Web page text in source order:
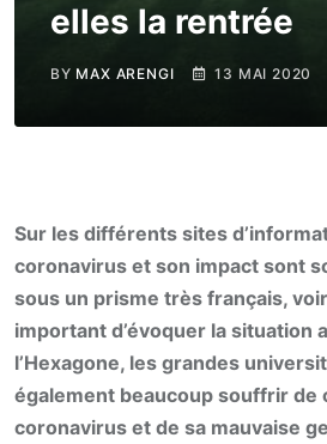
elles la rentrée
BY MAX ARENGI 13 MAI 2020
Sur les différents sites
coronavirus et son impact sont
sous un prisme très français,
important d’évoquer la situation
l’Hexagone, les grandes
également beaucoup souffrir de
coronavirus et de sa mauvaise